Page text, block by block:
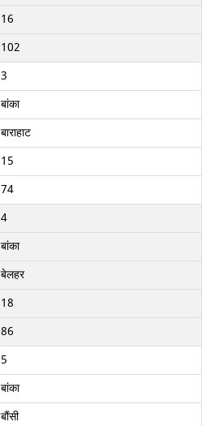
16
102
3
बांका
बाराहाट
15
74
4
बांका
बेलहर
18
86
5
बांका
बौंसी